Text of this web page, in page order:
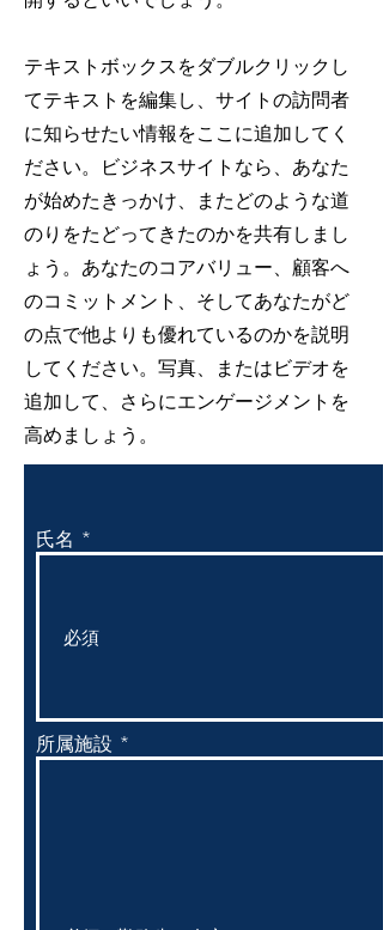
テキストボックスをダブルクリックし
てテキストを編集し、サイトの訪問者
に知らせたい情報をここに追加してく
ださい。ビジネスサイトなら、あなた
が始めたきっかけ、またどのような道
のりをたどってきたのかを共有しまし
ょう。あなたのコアバリュー、顧客へ
のコミットメント、そしてあなたがど
の点で他よりも優れているのかを説明
してください。写真、またはビデオを
追加して、さらにエンゲージメントを
高めましょう。
氏名
所属施設